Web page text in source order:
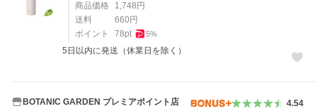
商品価格 1,748 円
送料
660 円
ポイント
78pt 5%
5日以内に発送（休業日を除く）
BOTANIC GARDEN プレミアポイント店 4.54